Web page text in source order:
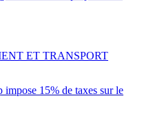
impose 15% de taxes sur le
ET TRANSPORT